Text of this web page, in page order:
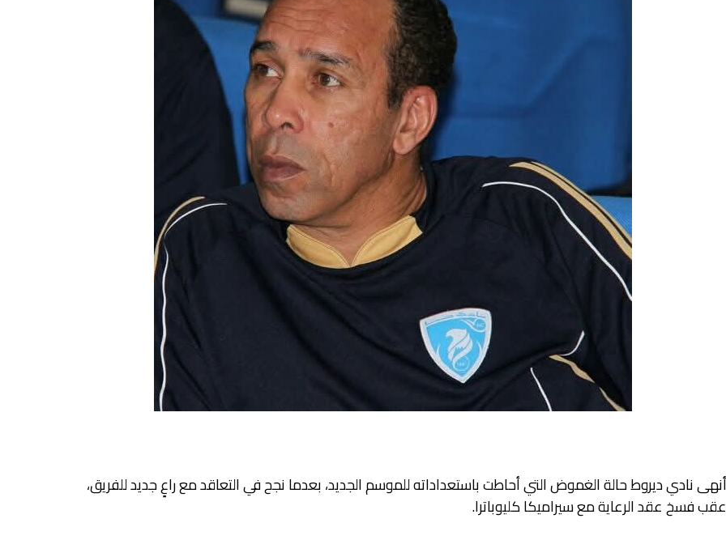
أنهى نادي ديروط حالة الغموض التي أحاطت باستعداداته للموسم الجديد، بعدما نجح في التعاقد مع راعٍ جديد للفريق،
عقب فسخ عقد الرعاية مع سيراميكا كليوباترا.